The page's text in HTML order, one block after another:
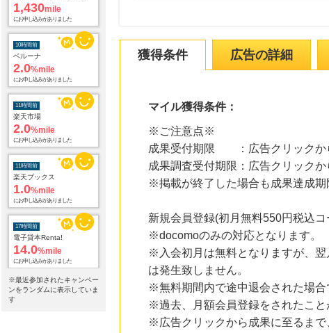
1,430mile
にお申し込みがありました
10時間前
ベルーナ
2.0%mile
にお申し込みがありました
11時間前
楽天市場
2.0%mile
にお申し込みがありました
11時間前
楽天ブックス
1.0%mile
にお申し込みがありました
17時間前
電子貸本Renta!
14.0%mile
にお申し込みがありました
17時間前
Yahoo!ショッピング
※最近参加されたキャンペー
ンをランダムに表示していま
す
獲得条件 広告の詳細
マイル獲得条件：
※ご注意点※
成果受付期限 ：広告クリックか
成果調査受付期限：広告クリック
※掲載が終了した場合も成果達成期
新規会員登録(初月無料550円税込コ
※docomoのみの対応となります。
※入会初月は無料となりますが、
は発生致しません。
※無料期間内で途中退会された場合
※過去、月額会員登録をされたこと
※広告クリックから成果に至るまで